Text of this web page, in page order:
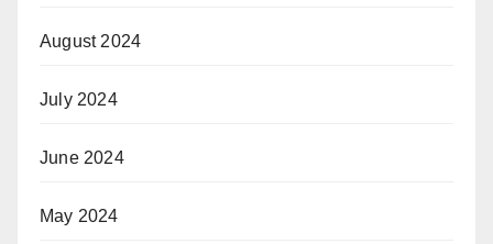
August 2024
July 2024
June 2024
May 2024